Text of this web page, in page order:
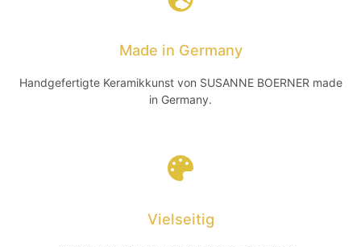
Made in Germany
Handgefertigte Keramikkunst von SUSANNE BOERNER made
in Germany.
Vielseitig